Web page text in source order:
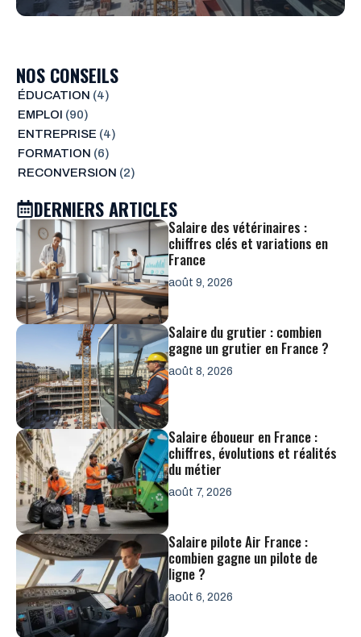
NOS CONSEILS
ÉDUCATION (4)
EMPLOI (90)
ENTREPRISE (4)
FORMATION (6)
RECONVERSION (2)
DERNIERS ARTICLES
Salaire des vétérinaires :
chiffres clés et variations en
France
août 9, 2026
Salaire du grutier : combien
gagne un grutier en France ?
août 8, 2026
Salaire éboueur en France :
chiffres, évolutions et réalités
du métier
août 7, 2026
Salaire pilote Air France :
combien gagne un pilote de
ligne ?
août 6, 2026